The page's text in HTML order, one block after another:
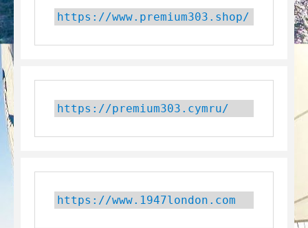
https://www.premium303.shop/
https://premium303.cymru/
https://www.1947london.com